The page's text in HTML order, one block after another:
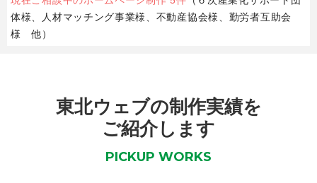
体様、人材マッチング事業様、不動産協会様、勤労者互助会
様 他）
東北ウェブの制作実績を
ご紹介します
PICKUP WORKS